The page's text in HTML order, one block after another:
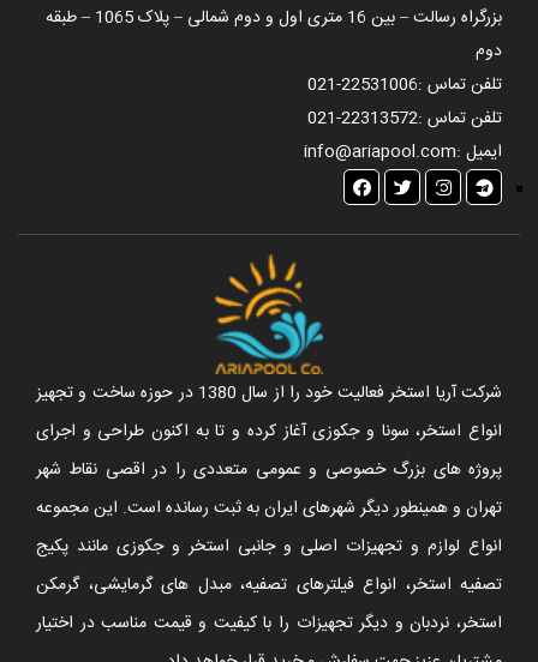
بزرگراه رسالت – بین 16 متری اول و دوم شمالی – پلاک 1065 – طبقه
دوم
تلفن تماس :021-22531006
تلفن تماس :021-22313572
ایمیل :info@ariapool.com
شرکت آریا استخر فعالیت خود را از سال 1380 در حوزه ساخت و تجهیز
انواع استخر، سونا و جکوزی آغاز کرده و تا به اکنون طراحی و اجرای
پروژه های بزرگ خصوصی و عمومی متعددی را در اقصی نقاط شهر
تهران و همینطور دیگر شهرهای ایران به ثبت رسانده است. این مجموعه
انواع لوازم و تجهیزات اصلی و جانبی استخر و جکوزی مانند پکیج
تصفیه استخر، انواع فیلترهای تصفیه، مبدل های گرمایشی، گرمکن
استخر، نردبان و دیگر تجهیزات را با کیفیت و قیمت مناسب در اختیار